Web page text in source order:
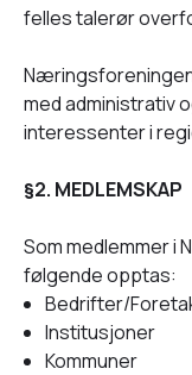
felles talerør
med administrativ
interessenter i
§2. MEDLEMSKAP
Som medlemmer i
følgende opptas:
Bedrifter/
Institusjoner
Kommuner